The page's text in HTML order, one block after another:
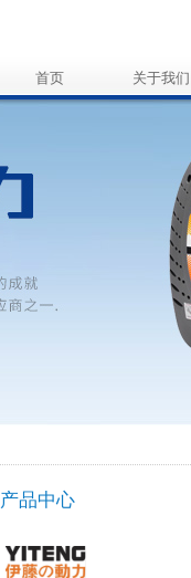
首页 关于我们
产品中心